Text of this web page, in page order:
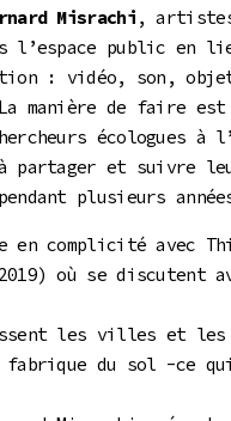
Misrachi ,
l’espace public en
: vidéo, son,
La manière de faire
écologues à
partager et suivre
plusieurs
complicité avec
où se
les villes et les
du sol -ce qui